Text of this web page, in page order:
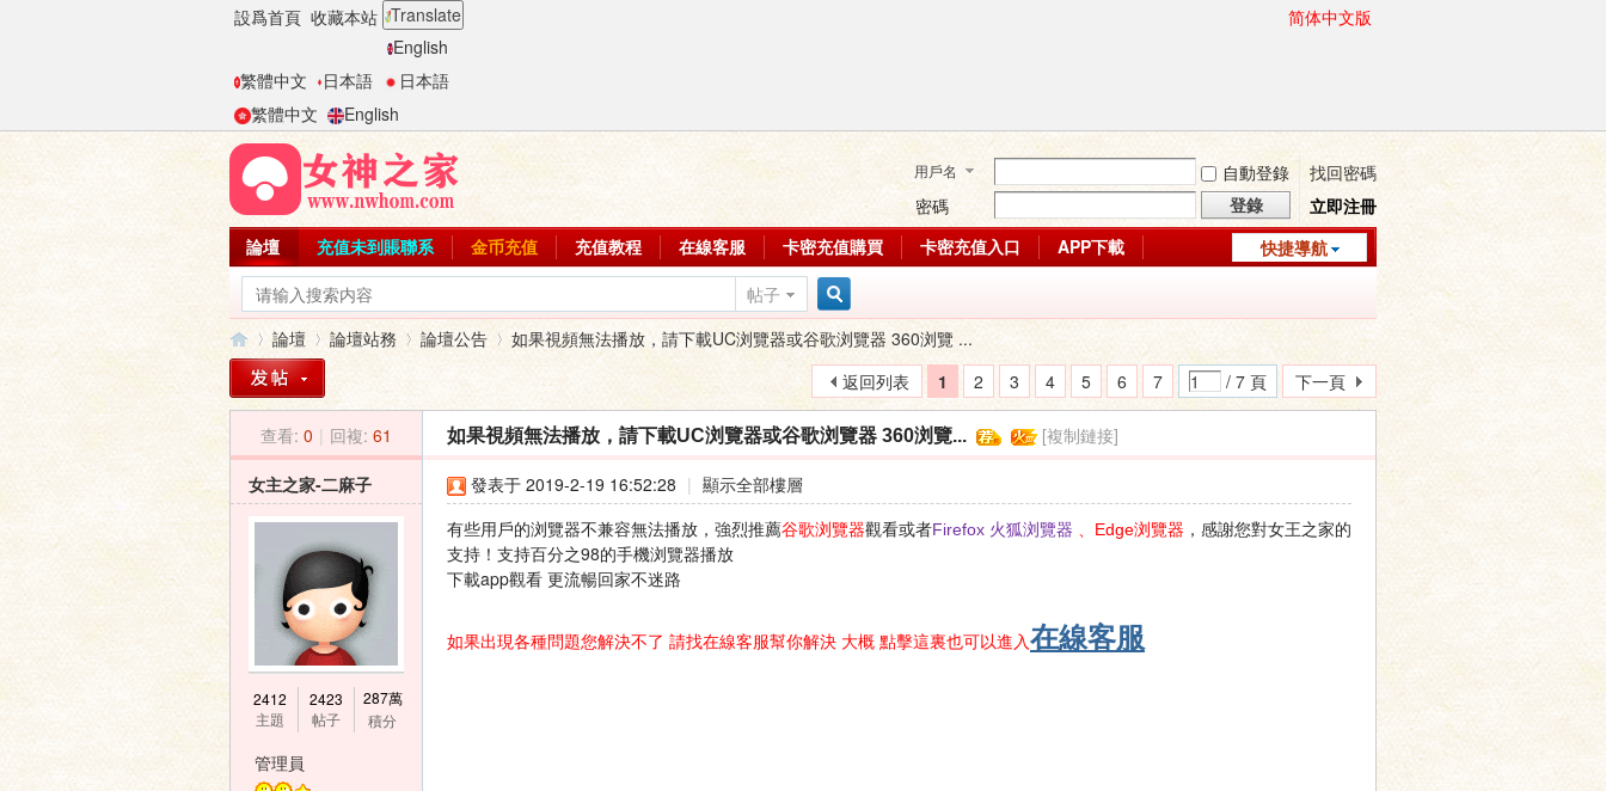
設爲首頁 收藏本站 Translate
English
繁體中文
日本語
日本語
繁體中文
English
简体中文版
用戶名 自動登錄
找回密碼
密碼
登錄
立即注冊
快捷導航
論壇 充值未到賬聯系 金币充值 充值教程 在線客服 卡密充值購買 卡密充值入口
APP下載
帖子
搜
索
論壇
›
論壇站務 論壇公告
›
如果視頻無法播放，請下載UC浏覽器或谷歌浏覽器 360浏覽 ...
1
2 3 4 5 6 7 / 7 頁 下一頁
返回列表
查看: 0 | 回複: 61 如果視頻無法播放，請下載UC浏覽器或谷歌浏覽器 360浏覽... [複制鏈接]
女主之家-二麻子
2412
主題
2423
帖子
287萬
積分
管理員
發表于 2019-2-19 16:52:28 | 顯示全部樓層
有些用戶的浏覽器不兼容無法播放，強烈推薦谷歌浏覽器觀看或者Firefox 火狐浏覽器 、Edge浏覽器 ，感謝您對女王之家的
支持！支持百分之98的手機浏覽器播放
下載app觀看 更流暢回家不迷路
如果出現各種問題您解決不了 請找在線客服幫你解決 大概 點擊這裏也可以進入在線客服